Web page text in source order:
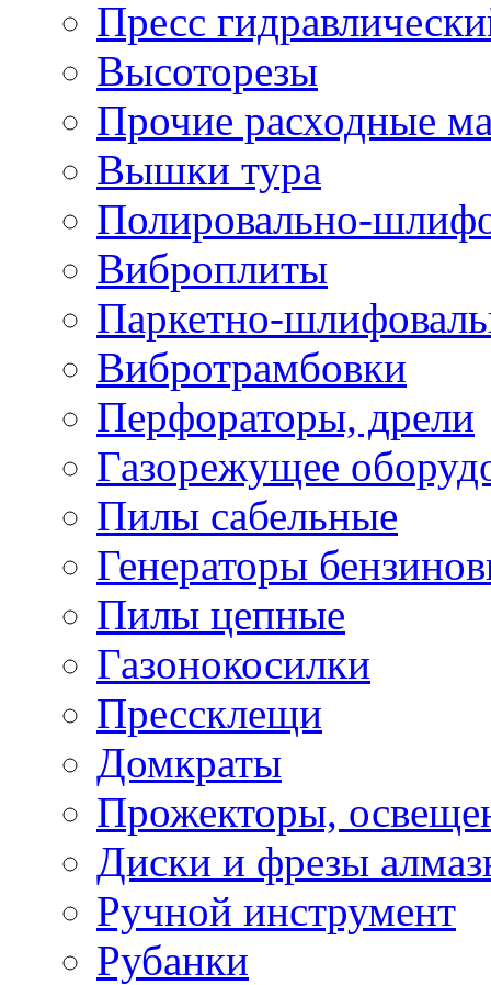
Пресс
Высоторезы
Прочие расходные
Вышки тура
Полировально-
Виброплиты
Паркетно-
Вибротрамбовки
Перфораторы, дрели
Газорежущее
Пилы сабельные
Генераторы
Пилы цепные
Газонокосилки
Прессклещи
Домкраты
Прожекторы,
Диски и фрезы
Ручной инструмент
Рубанки